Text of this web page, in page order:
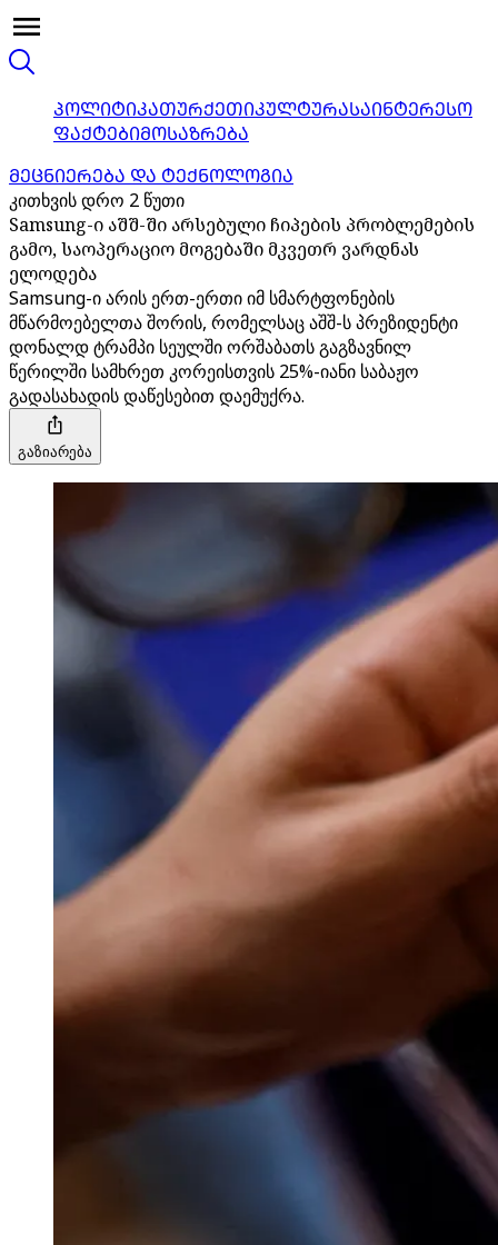
ᲞᲝᲚᲘᲢᲘᲙᲐᲗᲣᲠᲥᲔᲗᲘᲙᲣᲚᲢᲣᲠᲐᲡᲐᲘᲜᲢᲔᲠᲔᲡᲝ
ᲤᲐᲥᲢᲔᲑᲘᲛᲝᲡᲐᲖᲠᲔᲑᲐ
ᲛᲔᲪᲜᲘᲔᲠᲔᲑᲐ ᲓᲐ ᲢᲔᲥᲜᲝᲚᲝᲒᲘᲐ
კითხვის დრო 2 წუთი
Samsung-ი აშშ-ში არსებული ჩიპების პრობლემების
გამო, საოპერაციო მოგებაში მკვეთრ ვარდნას
ელოდება
Samsung-ი არის ერთ-ერთი იმ სმარტფონების
მწარმოებელთა შორის, რომელსაც აშშ-ს პრეზიდენტი
დონალდ ტრამპი სეულში ორშაბათს გაგზავნილ
წერილში სამხრეთ კორეისთვის 25%-იანი საბაჟო
გადასახადის დაწესებით დაემუქრა.
გაზიარება